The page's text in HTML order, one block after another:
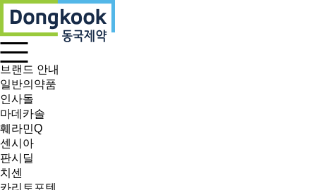
브랜드 안내
일반의약품
인사돌
마데카솔
훼라민Q
센시아
판시딜
치센
카리토포텐